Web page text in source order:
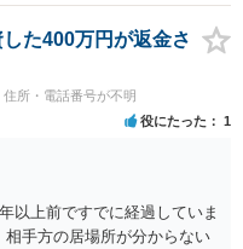
いことになります。
た400万円が返金さ
住所・電話番号が不明
役にたった 1
以上前ですでに経過していま
手方の居場所が分からない